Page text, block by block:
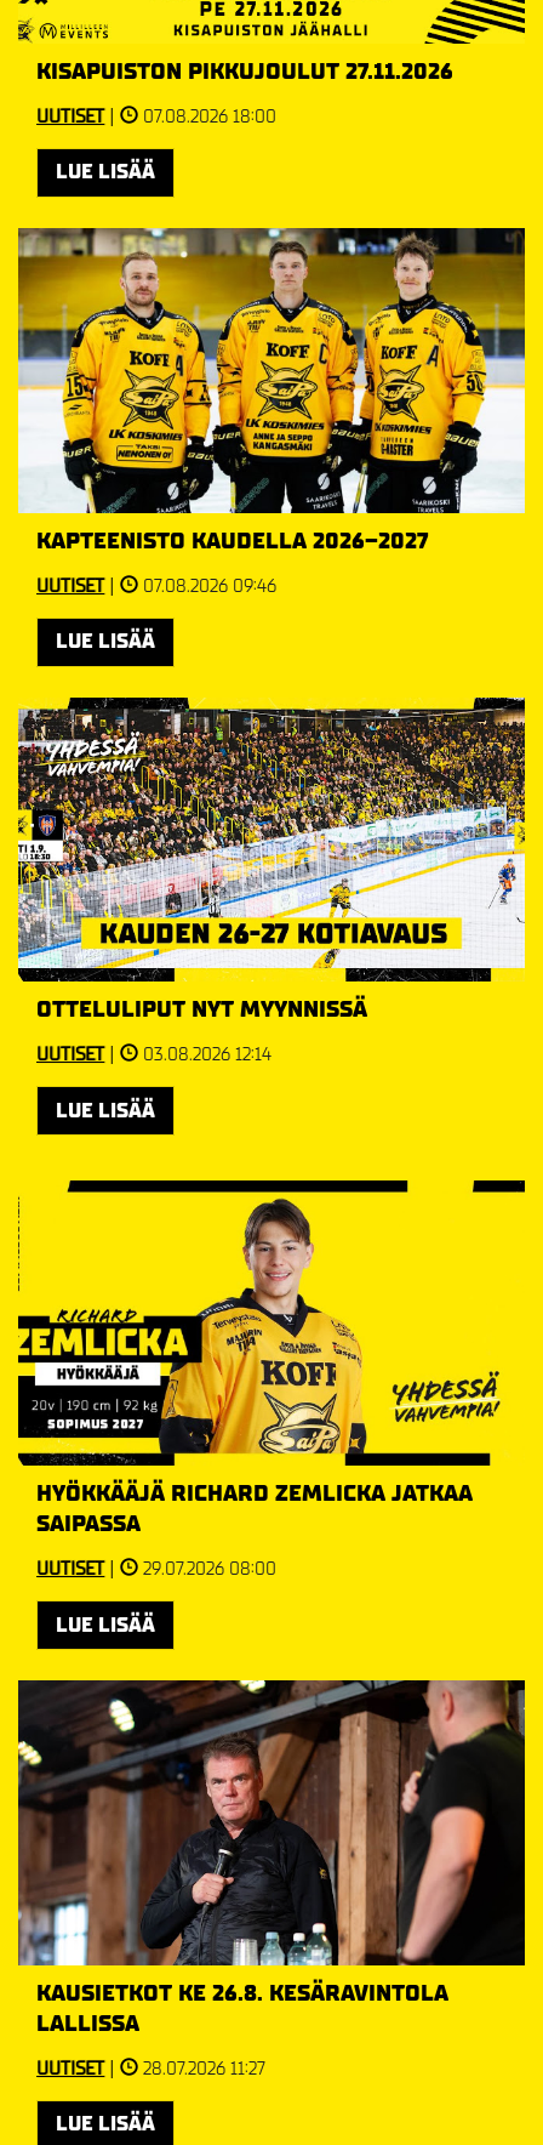
KISAPUISTON PIKKUJOULUT 27.11.2026
UUTISET| 07.08.2026 18:00
LUE LISÄÄ
KAPTEENISTO KAUDELLA 2026–2027
UUTISET| 07.08.2026 09:46
LUE LISÄÄ
OTTELULIPUT NYT MYYNNISSÄ
UUTISET| 03.08.2026 12:14
LUE LISÄÄ
HYÖKKÄÄJÄ RICHARD ZEMLICKA JATKAA
SAIPASSA
UUTISET| 29.07.2026 08:00
LUE LISÄÄ
KAUSIETKOT KE 26.8. KESÄRAVINTOLA
LALLISSA
UUTISET| 28.07.2026 11:27
LUE LISÄÄ